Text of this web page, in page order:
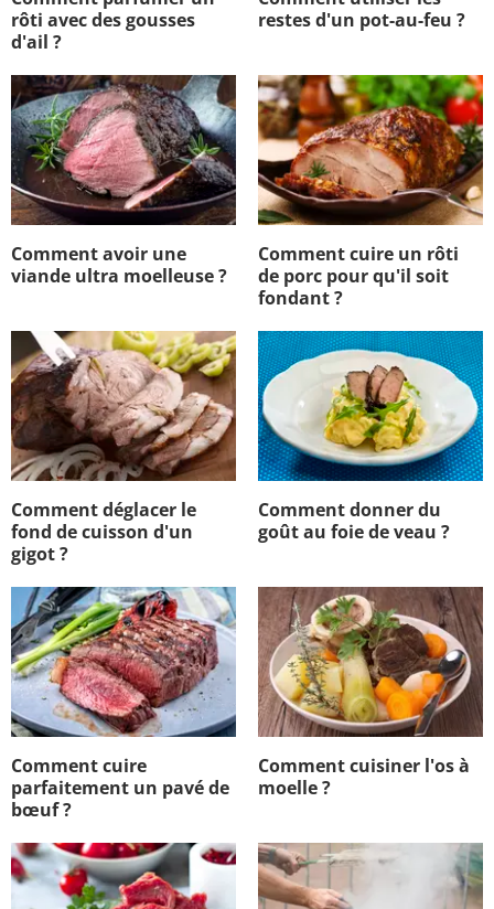
rôti avec des gousses
d'ail ?
restes d'un pot-au-feu ?
Comment avoir une
viande ultra moelleuse ?
Comment cuire un rôti
de porc pour qu'il soit
fondant ?
Comment déglacer le
fond de cuisson d'un
gigot ?
Comment donner du
goût au foie de veau ?
Comment cuire
parfaitement un pavé de
bœuf ?
Comment cuisiner l'os à
moelle ?